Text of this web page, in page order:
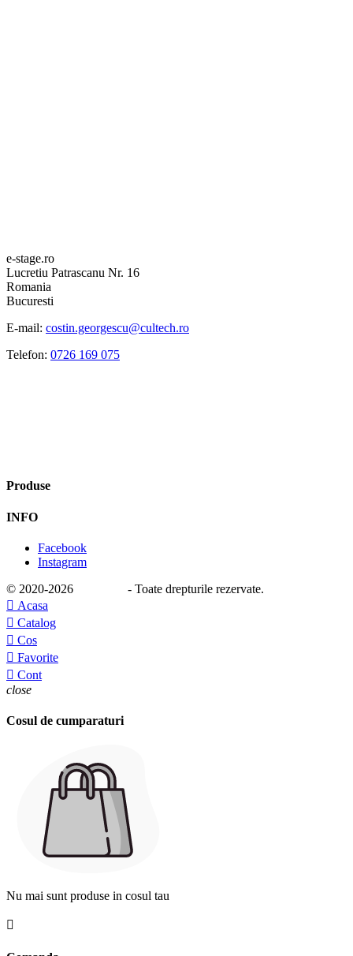
e-stage.ro
Lucretiu Patrascanu Nr. 16
Romania
Bucuresti
E-mail: costin.georgescu@cultech.ro
Telefon: 0726 169 075
Produse
INFO
Facebook
Instagram
© 2020-2026
- Toate drepturile rezervate.
 Acasa
 Catalog
 Cos
 Favorite
 Cont
close
Cosul de cumparaturi
Nu mai sunt produse in cosul tau
